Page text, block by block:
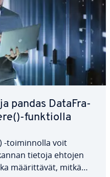
pandas Da­taFra­
funk­tiol­la
-toi­min­nol­la voit
tietoja ehtojen
mää­rit­tä­vät, mitkä